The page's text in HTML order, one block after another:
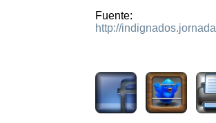
Fuente:
http://